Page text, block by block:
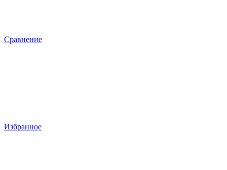
Сравнение
Избранное